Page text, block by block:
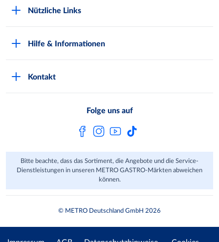
Presse
Nützliche Links
Hilfe & Informationen
Kundenfeedback
Kontakt
Folge uns auf
Bitte beachte, dass das Sortiment, die Angebote und die Service-
Dienstleistungen in unseren METRO GASTRO-Märkten abweichen
können.
© METRO Deutschland GmbH 2026